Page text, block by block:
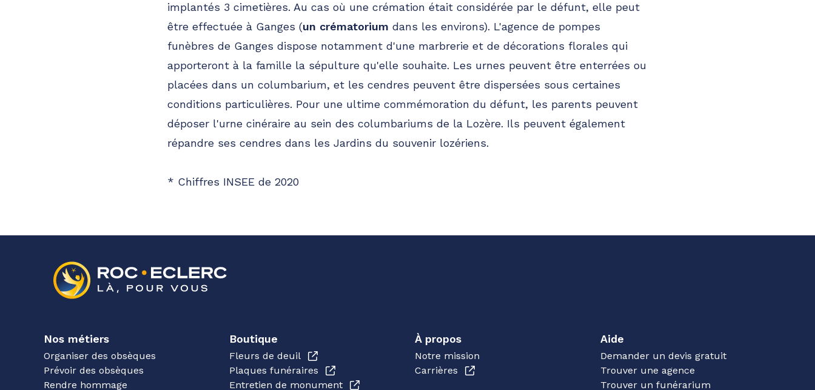
implantés 3 cimetières. Au cas où une crémation était considérée par le défunt, elle peut
être effectuée à Ganges (un crématorium dans les environs). L'agence de pompes
funèbres de Ganges dispose notamment d'une marbrerie et de décorations florales qui
apporteront à la famille la sépulture qu'elle souhaite. Les urnes peuvent être enterrées ou
placées dans un columbarium, et les cendres peuvent être dispersées sous certaines
conditions particulières. Pour une ultime commémoration du défunt, les parents peuvent
déposer l'urne cinéraire au sein des columbariums de la Lozère. Ils peuvent également
répandre ses cendres dans les Jardins du souvenir lozériens.
* Chiffres INSEE de 2020
Nos métiers
Organiser des obsèques
Prévoir des obsèques
Rendre hommage
Boutique
Fleurs de deuil
Plaques funéraires
Entretien de monument
À propos
Notre mission
Carrières
Aide
Demander un devis gratuit
Trouver une agence
Trouver un funérarium